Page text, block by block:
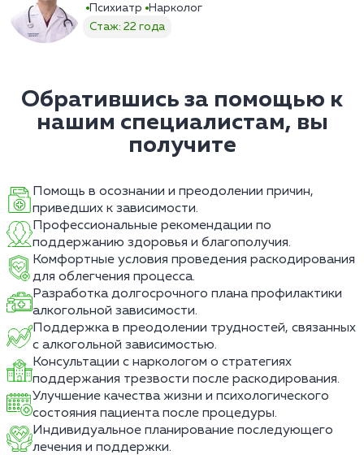
Психиатр
Нарколог
Стаж: 22 года
Обратившись за помощью к
нашим специалистам, вы
получите
Помощь в осознании и преодолении причин,
приведших к зависимости.
Профессиональные рекомендации по
поддержанию здоровья и благополучия.
Комфортные условия проведения раскодирования
для облегчения процесса.
Разработка долгосрочного плана профилактики
алкогольной зависимости.
Поддержка в преодолении трудностей, связанных
с алкогольной зависимостью.
Консультации с наркологом о стратегиях
поддержания трезвости после раскодирования.
Улучшение качества жизни и психологического
состояния пациента после процедуры.
Индивидуальное планирование последующего
лечения и поддержки.